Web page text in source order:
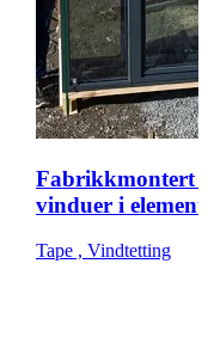
Fabrikkmontert
vinduer i
Tape , Vindtetting